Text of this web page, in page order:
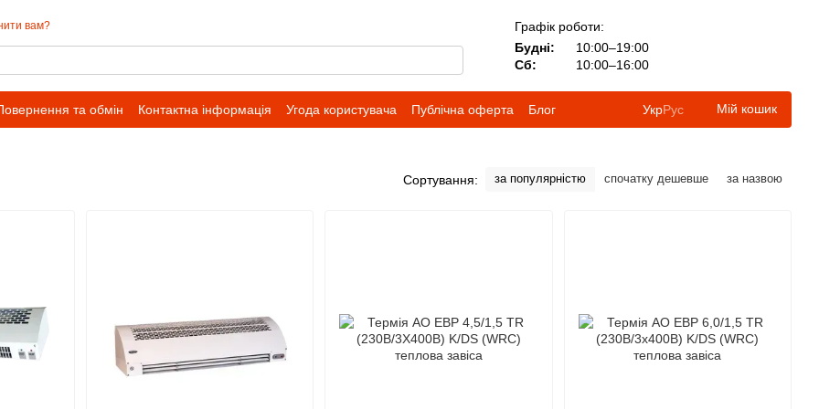
вам?
Графік роботи:
Будні:
10:00–19:00
Сб:
10:00–16:00
та обмін Контактна інформація Угода користувача Публічна оферта Блог УкрРус Мій кошик
Сортування: за популярністю спочатку дешевше за назвою